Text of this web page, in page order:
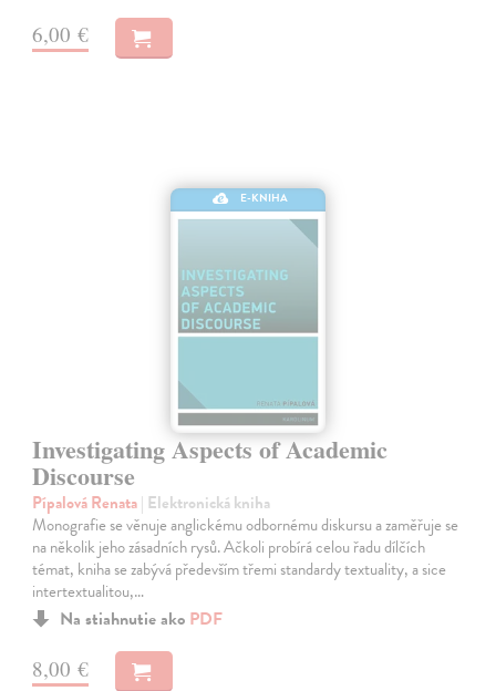
6,00 €
E-KNIHA
Investigating Aspects of Academic
Discourse
Pípalová Renata| Elektronická kniha
Monografie se věnuje anglickému odbornému diskursu a zaměřuje se
na několik jeho zásadních rysů. Ačkoli probírá celou řadu dílčích
témat, kniha se zabývá především třemi standardy textuality, a sice
intertextualitou,…
Na stiahnutie ako PDF
8,00 €